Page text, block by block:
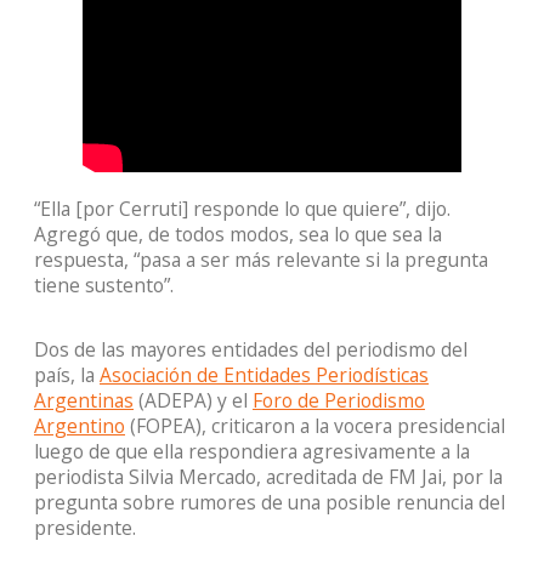
“Ella [por Cerruti] responde lo que quiere”, dijo.
Agregó que, de todos modos, sea lo que sea la
respuesta, “pasa a ser más relevante si la pregunta
tiene sustento”.
Dos de las mayores entidades del periodismo del
país, la Asociación de Entidades Periodísticas
Argentinas (ADEPA) y el Foro de Periodismo
Argentino (FOPEA), criticaron a la vocera presidencial
luego de que ella respondiera agresivamente a la
periodista Silvia Mercado, acreditada de FM Jai, por la
pregunta sobre rumores de una posible renuncia del
presidente.